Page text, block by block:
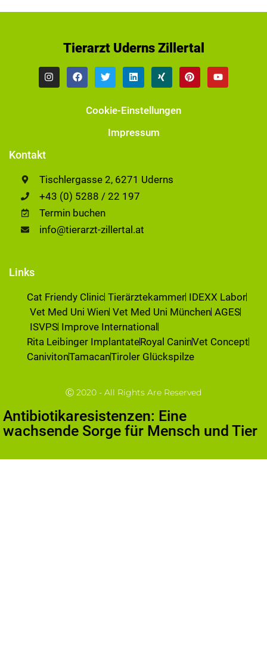
Tierarzt Uderns Zillertal
Cookie-Einstellungen
Impressum
Kontakt
Tischlergasse 2, 6271 Uderns
+43 (0) 5288 / 22 197
Termin buchen
info@tierarzt-zillertal.at
Links
Cat Friendy Clinic Tierärztekammer IDEXX Labor
Vet Med Uni Wien Vet Med Uni München AGES
ISVPS Improve International
Rita Leibinger ImplantateRoyal CaninVet Concept
CanivitonTamacanTiroler Glückspilze
Ⓒ 2020 - All Rights Are Reserved
Antibiotikaresistenzen: Eine
wachsende Sorge für Mensch und Tier